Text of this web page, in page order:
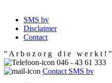
SMS bv
Disclaimer
Contact
" A r b o z o r g d i e w e r k t ! "
046 - 43 61 333
Contact SMS bv